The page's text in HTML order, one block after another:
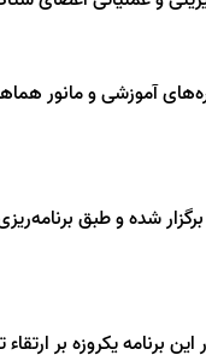
تاکنون این دوره‌ها در ۷ شهرستان
برنامه یکروزه بر